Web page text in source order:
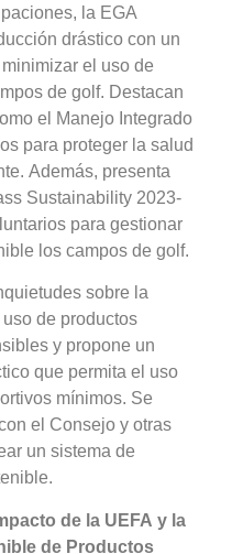
la EGA
drástico con un
el uso de
de golf. Destacan
el Manejo Integrado
para proteger la salud
Además, presenta
Sustainability 2023-
para gestionar
los campos de golf.
sobre la
de productos
y propone un
que permita el uso
mínimos. Se
el Consejo y otras
un sistema de
de la UEFA y la
de Productos